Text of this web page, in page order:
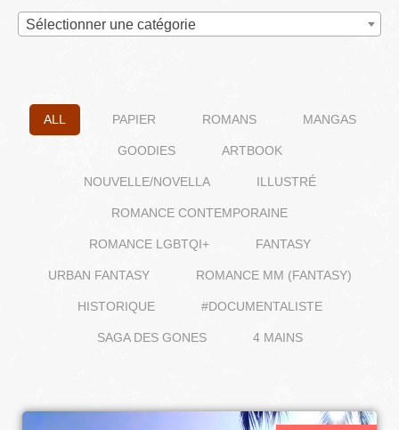
Sélectionner une catégorie
ALL PAPIER ROMANS MANGAS
GOODIES ARTBOOK
NOUVELLE/NOVELLA ILLUSTRÉ
ROMANCE CONTEMPORAINE
ROMANCE LGBTQI+ FANTASY
URBAN FANTASY ROMANCE MM (FANTASY)
HISTORIQUE #DOCUMENTALISTE
SAGA DES GONES 4 MAINS